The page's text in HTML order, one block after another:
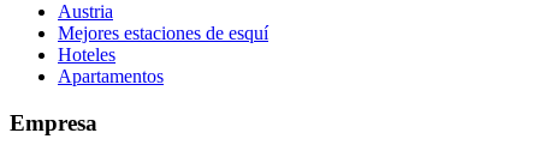
Austria
Mejores estaciones de esquí
Hoteles
Apartamentos
Empresa